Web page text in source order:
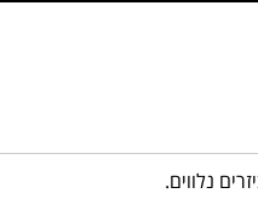
נלווים.